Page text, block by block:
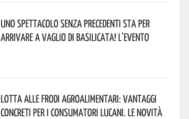
Uno spettacolo senza precedenti sta per
arrivare a Vaglio di Basilicata! L’evento
Lotta alle frodi agroalimentari: vantaggi
concreti per i consumatori lucani. Le novità